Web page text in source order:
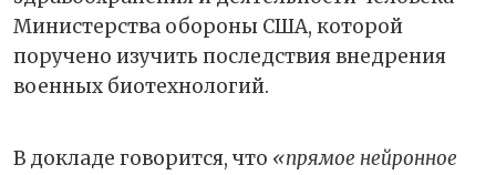
Министерства обороны США, которой
поручено изучить последствия внедрения
военных биотехнологий.
В докладе говорится, что «прямое нейронное